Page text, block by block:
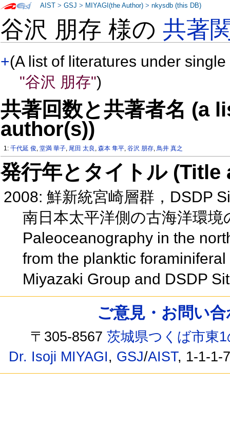
谷沢 朋存 様の共著
+(A list of literatures under
"谷沢 朋存")
共著回数と共著者名 (a
author(s))
1:千代延 俊,堂満 華子, 尾田 太良 ,森本 隼平,谷沢 朋存,鳥井 真之
発行年とタイトル
2008: 鮮新統宮崎層群，DSDP
南日本太平洋側の古海洋環
Paleoceanography in the
from the planktic
Miyazaki Group and DSDP
AIST >GSJ > MIYAGI(the Author) >nkysdb (this DB)
ご意見・お問い
〒305-8567茨城県つくば市東
Dr. Isoji MIYAGI, GSJ/AIST, 1-1-1-